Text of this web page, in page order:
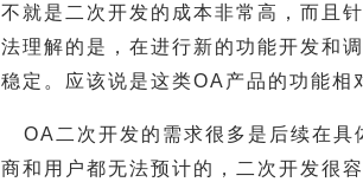
就是二次开发的成本非常高，而且
理解的是，在进行新的功能开发和
定。应该说是这类OA产品的功能相
OA二次开发的需求很多是后续在
和用户都无法预计的，二次开发很